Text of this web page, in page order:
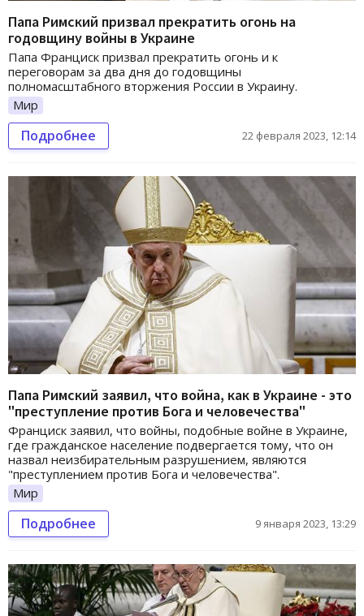
Папа Римский призвал прекратить огонь на
годовщину войны в Украине
Папа Франциск призвал прекратить огонь и к
переговорам за два дня до годовщины
полномасштабного вторжения России в Украину.
Мир
Подробнее 22 февраля 2023, 12:14
Папа Римский заявил, что война, как в Украине - это
"преступление против Бога и человечества"
Франциск заявил, что войны, подобные войне в Украине,
где гражданское население подвергается тому, что он
назвал неизбирательным разрушением, являются
"преступлением против Бога и человечества".
Мир
Подробнее 9 января 2023, 13:29